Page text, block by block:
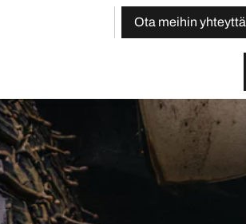
Ota meihin yhteyttä